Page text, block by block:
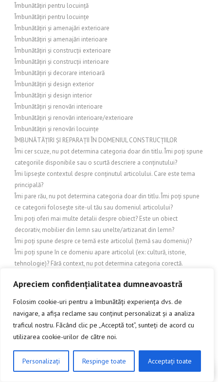
Apreciem confidențialitatea dumneavoastră
Folosim cookie-uri pentru a îmbunătăți experiența dvs. de
navigare, a afișa reclame sau conținut personalizat și a analiza
traficul nostru. Făcând clic pe „Acceptă tot”, sunteți de acord cu
utilizarea cookie-urilor de către noi.
Personalizați Respinge toate Acceptați toate
Îmbunătățiri pentru locuință
Îmbunătățiri pentru locuințe
Îmbunătățiri și amenajări exterioare
Îmbunătățiri și amenajări interioare
Îmbunătățiri și construcții exterioare
Îmbunătățiri și construcții interioare
Îmbunătățiri și decorare interioară
Îmbunătățiri și design exterior
Îmbunătățiri și design interior
Îmbunătățiri și renovări interioare
Îmbunătățiri și renovări interioare/exterioare
Îmbunătățiri și renovări locuințe
ÎMBUNĂTĂȚIRI ȘI REPARAȚII ÎN DOMENIUL CONSTRUCȚIILOR
Îmi cer scuze, nu pot determina categoria doar din titlu. Îmi poți spune
categoriile disponibile sau o scurtă descriere a conținutului?
Îmi lipsește contextul despre conținutul articolului. Care este tema
principală?
Îmi pare rău, nu pot determina categoria doar din titlu. Îmi poți spune
ce categorii folosește site-ul tău sau domeniul articolului?
Îmi poți oferi mai multe detalii despre obiect? Este un obiect
decorativ, mobilier din lemn sau unelte/artizanat din lemn?
Îmi poți spune despre ce temă este articolul (temă sau domeniu)?
Îmi poți spune în ce domeniu apare articolul (ex: cultură, istorie,
tehnologie)? Fără context, nu pot determina categoria corectă.
este sistemul tău de categorii (de ex. Turism, Arhitectură/Design,
Îmi trebuie nișa (tema) articolului pentru a stabili categoria.
IMOBILIARE
Încălzire și protecție exterioară
Încălzire și răcire exterioară
Inchideri terase
CLICK AICI PENTRU A DISCUTA